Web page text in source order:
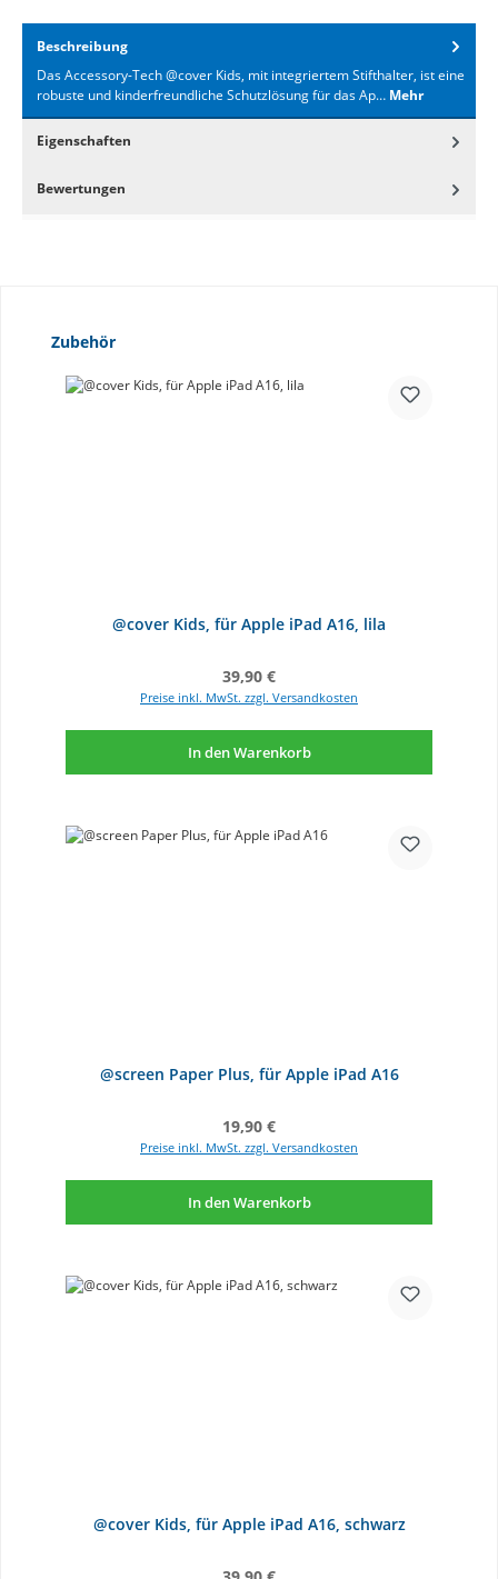
Beschreibung
Das Accessory-Tech @cover Kids, mit integriertem Stifthalter, ist eine
robuste und kinderfreundliche Schutzlösung für das Ap… Mehr
Eigenschaften
Bewertungen
Produktgalerie überspringen
Zubehör
@cover Kids, für Apple iPad A16, lila
Regulärer Preis:
39,90 €
Preise inkl. MwSt. zzgl. Versandkosten
In den Warenkorb
@screen Paper Plus, für Apple iPad A16
Regulärer Preis:
19,90 €
Preise inkl. MwSt. zzgl. Versandkosten
In den Warenkorb
@cover Kids, für Apple iPad A16, schwarz